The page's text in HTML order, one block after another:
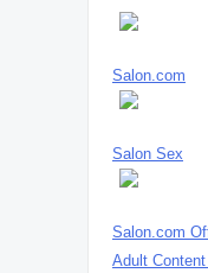
Salon.com
Salon Sex
Salon.com
Adult